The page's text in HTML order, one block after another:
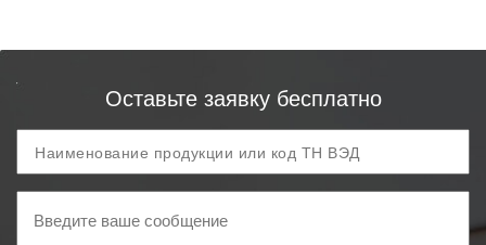
Оставьте заявку бесплатно
код
ТН
ВЭД
сообщение